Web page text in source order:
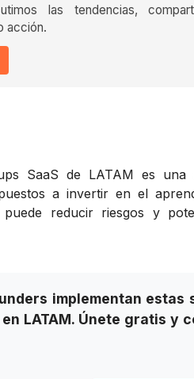
las tendencias,
acción.
SaaS de LATAM es
a invertir en el
puede reducir riesgos y
implementan
LATAM. Únete gratis y